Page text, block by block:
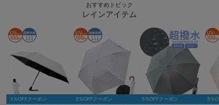
おすすめトピック
レインアイテム
5％OFFクーポン 5％OFFクーポン 5％OFFクーポン 5％